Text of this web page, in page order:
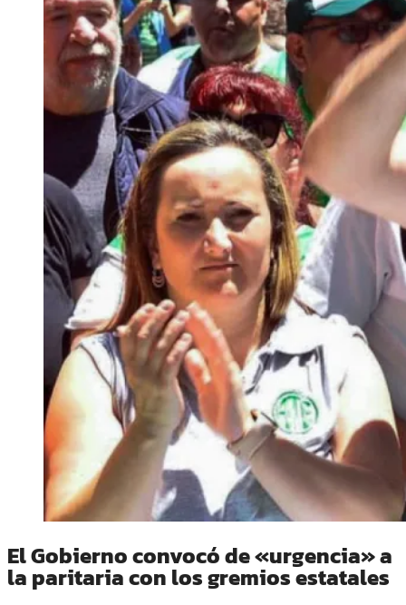
El Gobierno convocó de «urgencia» a
la paritaria con los gremios estatales